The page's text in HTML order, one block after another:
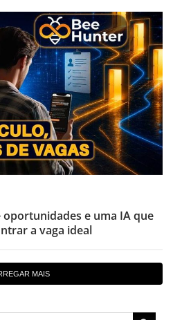
e uma IA que
a vaga ideal
MAIS